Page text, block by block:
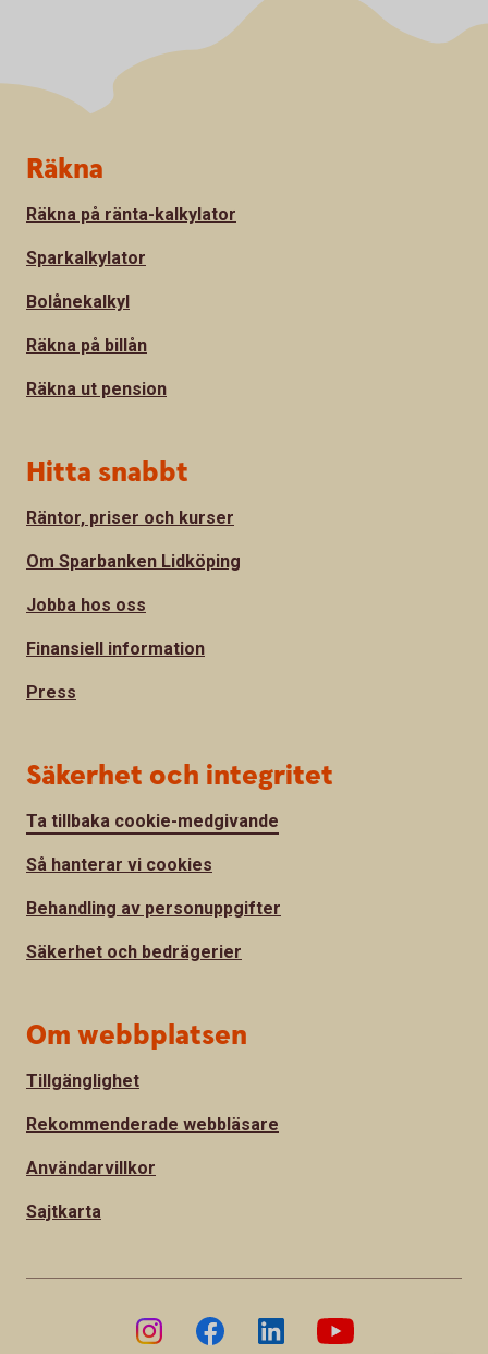
Sidfot
Räkna
Räkna på ränta-kalkylator
Sparkalkylator
Bolånekalkyl
Räkna på billån
Räkna ut pension
Hitta snabbt
Räntor, priser och kurser
Om Sparbanken Lidköping
Jobba hos oss
Finansiell information
Press
Säkerhet och integritet
Ta tillbaka cookie-medgivande
Så hanterar vi cookies
Behandling av personuppgifter
Säkerhet och bedrägerier
Om webbplatsen
Tillgänglighet
Rekommenderade webbläsare
Användarvillkor
Sajtkarta